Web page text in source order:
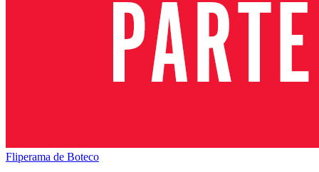
Fliperama de Boteco